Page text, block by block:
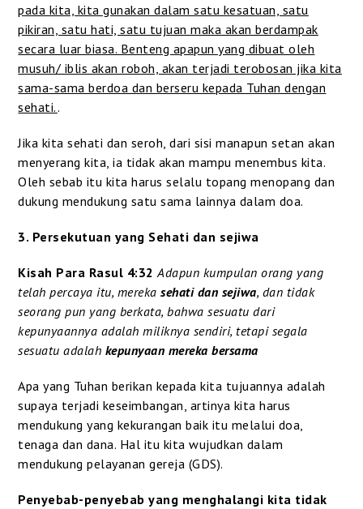
pada kita, kita gunakan dalam satu kesatuan, satu
pikiran, satu hati, satu tujuan maka akan berdampak
secara luar biasa. Benteng apapun yang dibuat oleh
musuh/ iblis akan roboh, akan terjadi terobosan jika kita
sama-sama berdoa dan berseru kepada Tuhan dengan
sehati. .
Jika kita sehati dan seroh, dari sisi manapun setan akan
menyerang kita, ia tidak akan mampu menembus kita.
Oleh sebab itu kita harus selalu topang menopang dan
dukung mendukung satu sama lainnya dalam doa.
3. Persekutuan yang Sehati dan sejiwa
Kisah Para Rasul 4:32 Adapun kumpulan orang yang
telah percaya itu, merekasehati dan sejiwa, dan tidak
seorang pun yang berkata, bahwa sesuatu dari
kepunyaannya adalah miliknya sendiri, tetapi segala
sesuatu adalah kepunyaan mereka bersama
Apa yang Tuhan berikan kepada kita tujuannya adalah
supaya terjadi keseimbangan, artinya kita harus
mendukung yang kekurangan baik itu melalui doa,
tenaga dan dana. Hal itu kita wujudkan dalam
mendukung pelayanan gereja (GDS).
Penyebab-penyebab yang menghalangi kita tidak